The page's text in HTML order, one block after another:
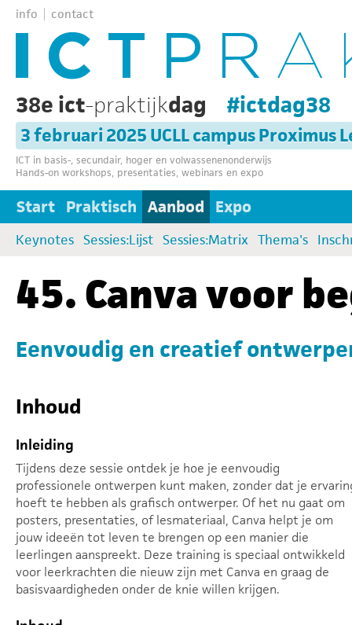
info contact
38e ict-praktijkdag #ictdag38
3 februari 2025 UCLL campus Proximus
ICT in basis-, secundair, hoger en volwassenenonderwijs
Hands-on workshops, presentaties, webinars en expo
Start Praktisch Aanbod Expo
Keynotes Sessies:Lijst Sessies:Matrix Thema's
45. Canva voor
Eenvoudig en creatief
Inhoud
Inleiding
Tijdens deze sessie ontdek je hoe je eenvoudig
professionele ontwerpen kunt maken, zonder dat je
hoeft te hebben als grafisch ontwerper. Of het nu gaat om
posters, presentaties, of lesmateriaal, Canva helpt je om
jouw ideeën tot leven te brengen op een manier die
leerlingen aanspreekt. Deze training is speciaal ontwikkeld
voor leerkrachten die nieuw zijn met Canva en graag de
basisvaardigheden onder de knie willen krijgen.